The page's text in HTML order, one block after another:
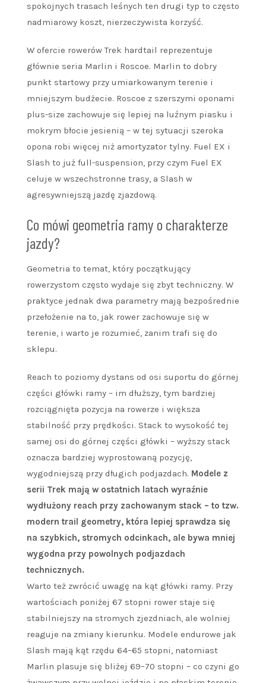
spokojnych trasach leśnych ten drugi typ to często
nadmiarowy koszt, nierzeczywista korzyść.
W ofercie rowerów Trek hardtail reprezentuje
głównie seria Marlin i Roscoe. Marlin to dobry
punkt startowy przy umiarkowanym terenie i
mniejszym budżecie. Roscoe z szerszymi oponami
plus-size zachowuje się lepiej na luźnym piasku i
mokrym błocie jesienią – w tej sytuacji szeroka
opona robi więcej niż amortyzator tylny. Fuel EX i
Slash to już full-suspension, przy czym Fuel EX
celuje w wszechstronne trasy, a Slash w
agresywniejszą jazdę zjazdową.
Co mówi geometria ramy o charakterze
jazdy?
Geometria to temat, który początkujący
rowerzystom często wydaje się zbyt techniczny. W
praktyce jednak dwa parametry mają bezpośrednie
przełożenie na to, jak rower zachowuje się w
terenie, i warto je rozumieć, zanim trafi się do
sklepu.
Reach to poziomy dystans od osi suportu do górnej
części główki ramy – im dłuższy, tym bardziej
rozciągnięta pozycja na rowerze i większa
stabilność przy prędkości. Stack to wysokość tej
samej osi do górnej części główki – wyższy stack
oznacza bardziej wyprostowaną pozycję,
wygodniejszą przy długich podjazdach. Modele z
serii Trek mają w ostatnich latach wyraźnie
wydłużony reach przy zachowanym stack – to tzw.
modern trail geometry, która lepiej sprawdza się
na szybkich, stromych odcinkach, ale bywa mniej
wygodna przy powolnych podjazdach
technicznych.
Warto też zwrócić uwagę na kąt główki ramy. Przy
wartościach poniżej 67 stopni rower staje się
stabilniejszy na stromych zjezdniach, ale wolniej
reaguje na zmiany kierunku. Modele endurowe jak
Slash mają kąt rzędu 64–65 stopni, natomiast
Marlin plasuje się bliżej 69–70 stopni – co czyni go